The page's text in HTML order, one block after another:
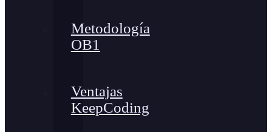
Metodología
OB1
Ventajas
KeepCoding